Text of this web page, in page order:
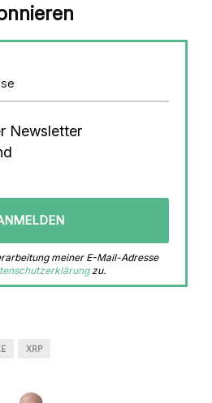
Newsletter
meiner E-Mail-Adresse
zu.
XRP